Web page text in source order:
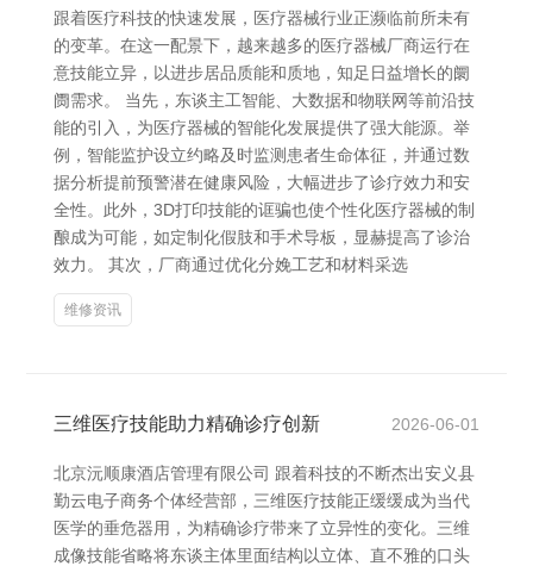
跟着医疗科技的快速发展，医疗器械行业正濒临前所未有
的变革。在这一配景下，越来越多的医疗器械厂商运行在
意技能立异，以进步居品质能和质地，知足日益增长的阛
阓需求。 当先，东谈主工智能、大数据和物联网等前沿技
能的引入，为医疗器械的智能化发展提供了强大能源。举
例，智能监护设立约略及时监测患者生命体征，并通过数
据分析提前预警潜在健康风险，大幅进步了诊疗效力和安
全性。此外，3D打印技能的诓骗也使个性化医疗器械的制
酿成为可能，如定制化假肢和手术导板，显赫提高了诊治
效力。 其次，厂商通过优化分娩工艺和材料采选
维修资讯
三维医疗技能助力精确诊疗创新 2026-06-01
北京沅顺康酒店管理有限公司 跟着科技的不断杰出安义县
勤云电子商务个体经营部，三维医疗技能正缓缓成为当代
医学的垂危器用，为精确诊疗带来了立异性的变化。三维
成像技能省略将东谈主体里面结构以立体、直不雅的口头